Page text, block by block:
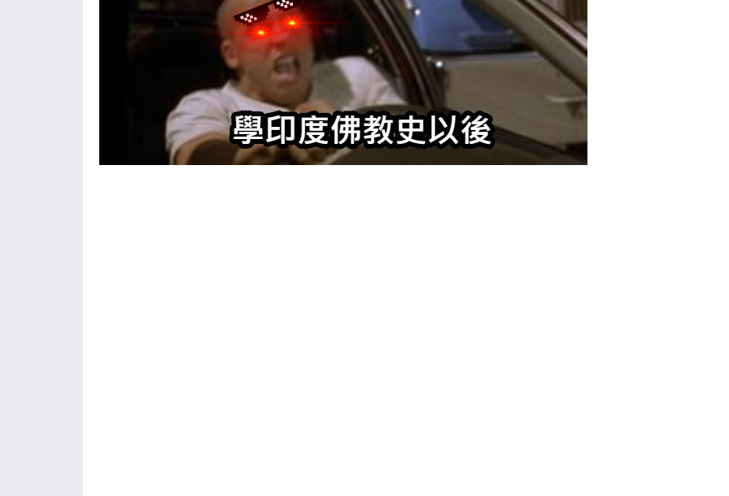
學印度佛教史以前 學印度佛教
史以後
0 收藏
¥
立刻支付
您没有权限发布内容，请购买会员或者提升权限。
忘记密码？ 找回